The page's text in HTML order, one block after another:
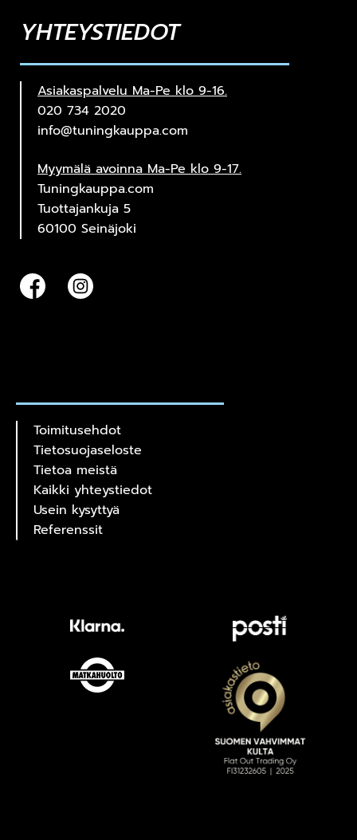
YHTEYSTIEDOT
Asiakaspalvelu Ma-Pe klo 9-16.
020 734 2020
info@tuningkauppa.com
Myymälä avoinna Ma-Pe klo 9-17.
Tuningkauppa.com
Tuottajankuja 5
60100 Seinäjoki
Toimitusehdot
Tietosuojaseloste
Tietoa meistä
Kaikki yhteystiedot
Usein kysyttyä
Referenssit